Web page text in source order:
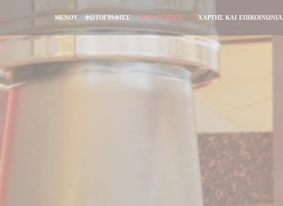
ΜΕΝΟΎ ΦΩΤΟΓΡΑΦΊΕΣ ΑΞΙΟΛΟΓΉΣΕΙΣ ((ΑΝΟΊΓΕΙ ΣΕ ΝΈΟ ΠΑΡΆΘΥΡΟ))
ΧΆΡΤΗΣ ΚΑΙ ΕΠΙΚΟΙΝΩΝΊΑ